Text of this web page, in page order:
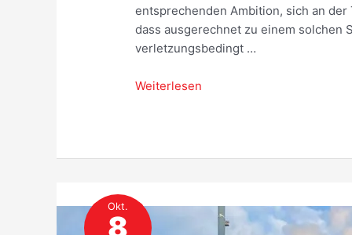
entsprechenden Ambition, sich an
dass ausgerechnet zu einem solchen
verletzungsbedingt …
Erste
Weiterlesen
Okt.
8